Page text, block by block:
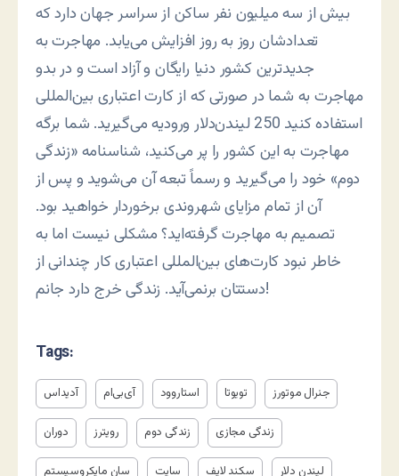
بیش از سه میلیون نفر ساکن از سراسر جهان دارد که
تعدادشان روز به روز افزایش می‌یابد. مهاجرت به
جدیدترین کشور دنیا رایگان و آزاد است و در بدو
مهاجرت به شما در صورتی که از کارت اعتباری بین‌المللی
استفاده کنید 250 لیندن‌دلار ورودیه می‌گیرید. شما برگه
مهاجرت به این کشور را پر می‌کنید، شناسنامه «زندگی
دوم» خود را می‌گیرید و رسماً تبعه آن می‌شوید و پس از
آن از تمام مزایای شهروندی برخوردار خواهید بود.
تصمیم به مهاجرت گرفته‌اید؟ مشکلی نیست اما به
خاطر نبود کارت‌های بین‌المللی اعتباری کار چندانی از
دستتان برنمی‌آید. زندگی خرج دارد جانم!
Tags:
آدیداس آی‌بی‌ام استاروود تویوتا جنرال موتورز
دوران رویترز زندگی دوم زندگی مجازی
سان مایکروسیستم سایت سکند لایف لیندن دلار